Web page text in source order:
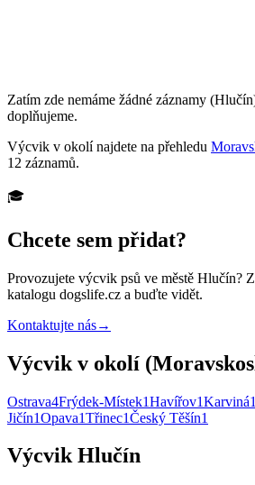
Zatím zde nemáme žádné záznamy
doplňujeme.
Výcvik v okolí najdete na přehledu
12 záznamů.
🎓
Chcete sem přidat?
Provozujete výcvik psů ve městě Hlučín?
katalogu dogslife.cz a buďte vidět.
Kontaktujte nás→
Výcvik v okolí
Ostrava4Frýdek-Místek1Havířov1Karviná1
Jičín1Opava1Třinec1Český Těšín1
Výcvik Hlučín